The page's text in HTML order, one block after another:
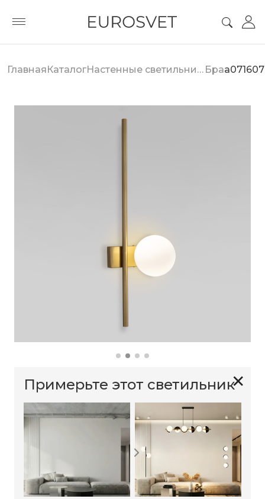
ГлавнаяКаталог Настенные светильники Браa071607
✕
Примерьте этот светильник